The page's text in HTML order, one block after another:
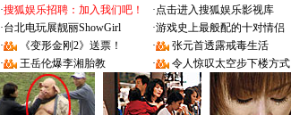
·搜狐娱乐招聘：加入我们吧！ ·点击进入搜狐娱乐影视库
·台北电玩展靓丽ShowGirl ·游戏史上最般配的十对情侣
·
《变形金刚2》送票！ ·
张元首透露戒毒生活
·
王岳伦爆李湘胎教 · 令人惊叹太空步下楼方式